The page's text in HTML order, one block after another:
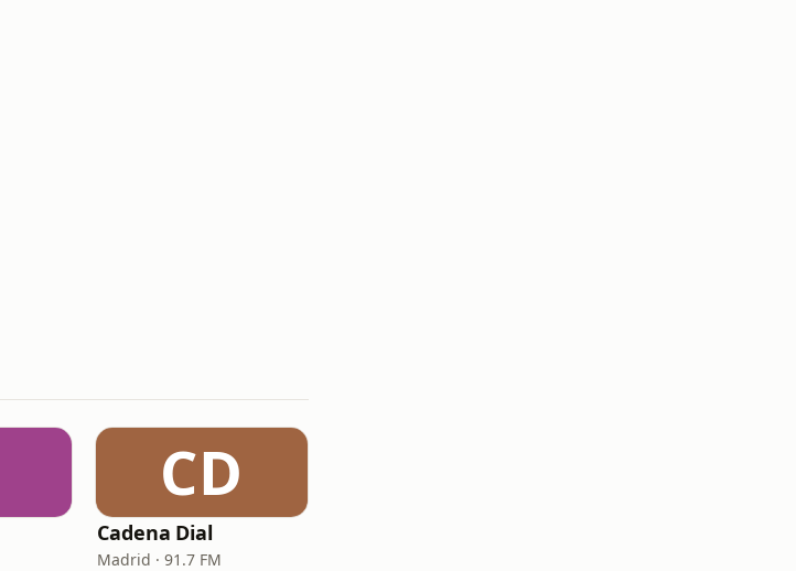
CD
Cadena Dial
Madrid · 91.7 FM